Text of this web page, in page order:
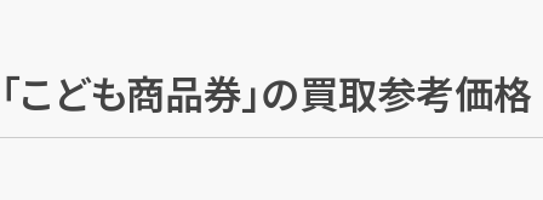
「こども商品券」の買取参考価格